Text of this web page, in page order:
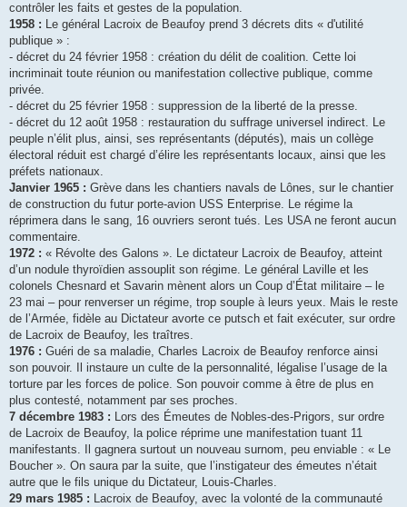
contrôler les faits et gestes de la population.
1958 : Le général Lacroix de Beaufoy prend 3 décrets dits « d'utilité
publique » :
- décret du 24 février 1958 : création du délit de coalition. Cette loi
incriminait toute réunion ou manifestation collective publique, comme
privée.
- décret du 25 février 1958 : suppression de la liberté de la presse.
- décret du 12 août 1958 : restauration du suffrage universel indirect. Le
peuple n’élit plus, ainsi, ses représentants (députés), mais un collège
électoral réduit est chargé d’élire les représentants locaux, ainsi que les
préfets nationaux.
Janvier 1965 : Grève dans les chantiers navals de Lônes, sur le chantier
de construction du futur porte-avion USS Enterprise. Le régime la
réprimera dans le sang, 16 ouvriers seront tués. Les USA ne feront aucun
commentaire.
1972 : « Révolte des Galons ». Le dictateur Lacroix de Beaufoy, atteint
d’un nodule thyroïdien assouplit son régime. Le général Laville et les
colonels Chesnard et Savarin mènent alors un Coup d’État militaire – le
23 mai – pour renverser un régime, trop souple à leurs yeux. Mais le reste
de l’Armée, fidèle au Dictateur avorte ce putsch et fait exécuter, sur ordre
de Lacroix de Beaufoy, les traîtres.
1976 : Guéri de sa maladie, Charles Lacroix de Beaufoy renforce ainsi
son pouvoir. Il instaure un culte de la personnalité, légalise l’usage de la
torture par les forces de police. Son pouvoir comme à être de plus en
plus contesté, notamment par ses proches.
7 décembre 1983 : Lors des Émeutes de Nobles-des-Prigors, sur ordre
de Lacroix de Beaufoy, la police réprime une manifestation tuant 11
manifestants. Il gagnera surtout un nouveau surnom, peu enviable : « Le
Boucher ». On saura par la suite, que l’instigateur des émeutes n’était
autre que le fils unique du Dictateur, Louis-Charles.
29 mars 1985 : Lacroix de Beaufoy, avec la volonté de la communauté